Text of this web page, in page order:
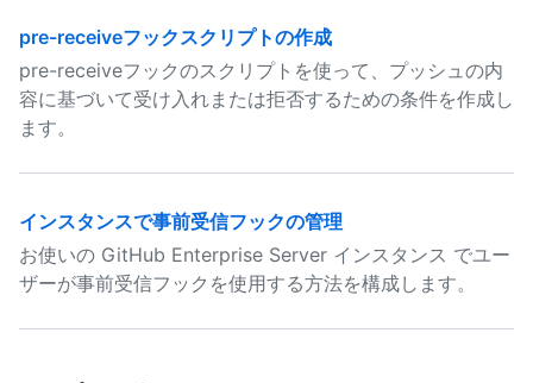
pre-receiveフックスクリプトの作成
pre-receiveフックのスクリプトを使って、プッシュの内
容に基づいて受け入れまたは拒否するための条件を作成し
ます。
インスタンスで事前受信フックの管理
お使いの GitHub Enterprise Server インスタンス でユー
ザーが事前受信フックを使用する方法を構成します。